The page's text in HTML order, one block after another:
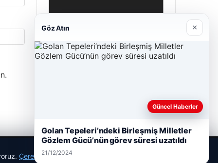
Hastaş Beton
26/05/2026
Çerez Politikamız
Göz Atın ×
Güncel Haberler
Golan Tepeleri’ndeki Birleşmiş Milletler
Gözlem Gücü’nün görev süresi uzatıldı
21/12/2024